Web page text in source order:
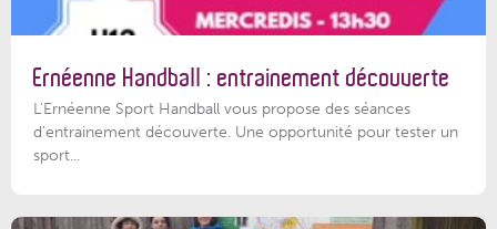
Ernéenne Handball : entrainement découverte
L'Ernéenne Sport Handball vous propose des séances
d'entrainement découverte. Une opportunité pour tester un
sport...